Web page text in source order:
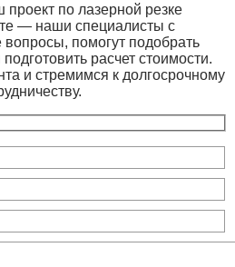
по лазерной резке
— наши специалисты с
вопросы, помогут подобрать
расчет стоимости.
и стремимся к долгосрочному